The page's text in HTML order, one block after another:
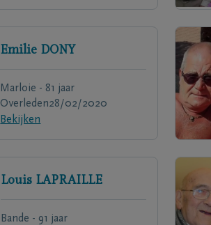
Emilie DONY
Marloie - 81 jaar
Overleden28/02/2020
Bekijken
Louis LAPRAILLE
Bande - 91 jaar